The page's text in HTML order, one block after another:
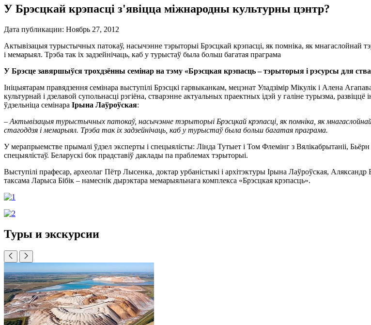
У Брэсцкай крэпасці з'явіцца міжнародны культурны цэнтр?
Дата публикации: Ноябрь 27, 2012
Актывізацыя турыстычных патокаў, насычэнне тэрыторыі Брэсцкай крэпасці, як помніка, як мнагаслойнай
і мемарыял. Трэба так іх задзейнічаць, каб у турыстаў была больш багатая праграма
У Брэсце завяршыўся трохдзённы семінар на тэму «Брэсцкая крэпасць – тэрыторыя і рэсурсы для
Ініцыятарам правядзення семінара выступілі Брэсцкі гарвыканкам, мецэнат Уладзімір Мікулік і Алена
культурнай і дзелавой супольнасці рэгіёна, стварэнне актуальных праектных ідэй у галіне турызма,
ўдзельніца семінара Ірына Лаўроўская:
– Актывізацыя турыстычных патокаў, насычэнне тэрыторыі Брэсцкай крэпасці, як помніка, як
стагоддзя і мемарыял. Трэба так іх задзейнічаць, каб у турыстаў была больш багатая праграма.
У мерапрыемстве прымалі ўдзел эксперты і спецыялісты: Лінда Тутыет і Том Флемінг з Вялікабрытаніі,
спецыялістаў. Беларускі бок прадставіў даклады па праблемах тэрыторыі.
Выступілі прафесар, археолаг Пётр Лысенка, доктар урбаністыкі і архітэктуры Ірына Лаўроўская, Аляксандр
таксама Ларыса Бібік – намеснік дырэктара мемарыяльнага комплекса «Брэсцкая крэпасць».
Туры и экскурсии